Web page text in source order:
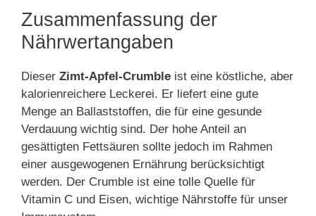
Zusammenfassung der
Nährwertangaben
Dieser Zimt-Apfel-Crumble ist eine köstliche, aber
kalorienreichere Leckerei. Er liefert eine gute
Menge an Ballaststoffen, die für eine gesunde
Verdauung wichtig sind. Der hohe Anteil an
gesättigten Fettsäuren sollte jedoch im Rahmen
einer ausgewogenen Ernährung berücksichtigt
werden. Der Crumble ist eine tolle Quelle für
Vitamin C und Eisen, wichtige Nährstoffe für unser